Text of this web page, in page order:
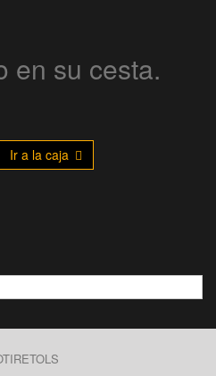
en su cesta.
Ir a la caja